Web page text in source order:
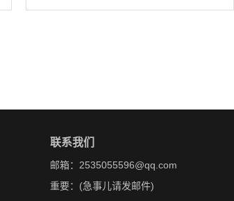
联系我们
邮箱：2535055596@qq.com
重要：(急事儿请发邮件)